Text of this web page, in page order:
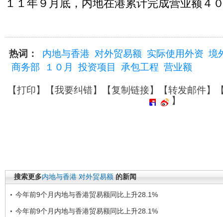
１１年９月底，内地在港累计完成营业额４
热词： 内地与香港 对外贸易额 实际使用外资 境
商务部
１０月 投资项目 承包工程 营业额
【打印】【我要纠错】【复制链接】【转发邮件】
】
搜索更多内地与香港 对外贸易额 的新闻
今年前9个月内地与香港贸易额同比上升28.1%
今年前9个月内地与香港贸易额同比上升28.1%